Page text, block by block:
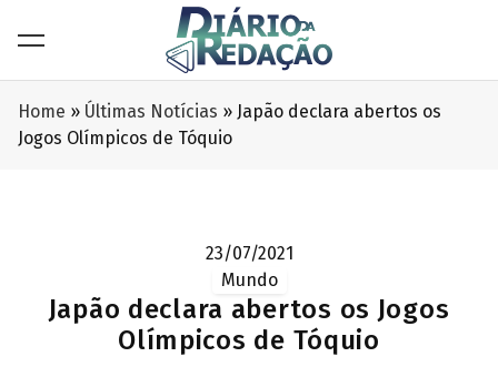
Home » Últimas Notícias » Japão declara abertos os
Jogos Olímpicos de Tóquio
23/07/2021
Mundo
Japão declara abertos os Jogos
Olímpicos de Tóquio